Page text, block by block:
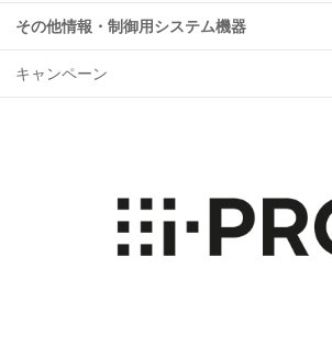
その他情報・制御用システム機器
キャンペーン